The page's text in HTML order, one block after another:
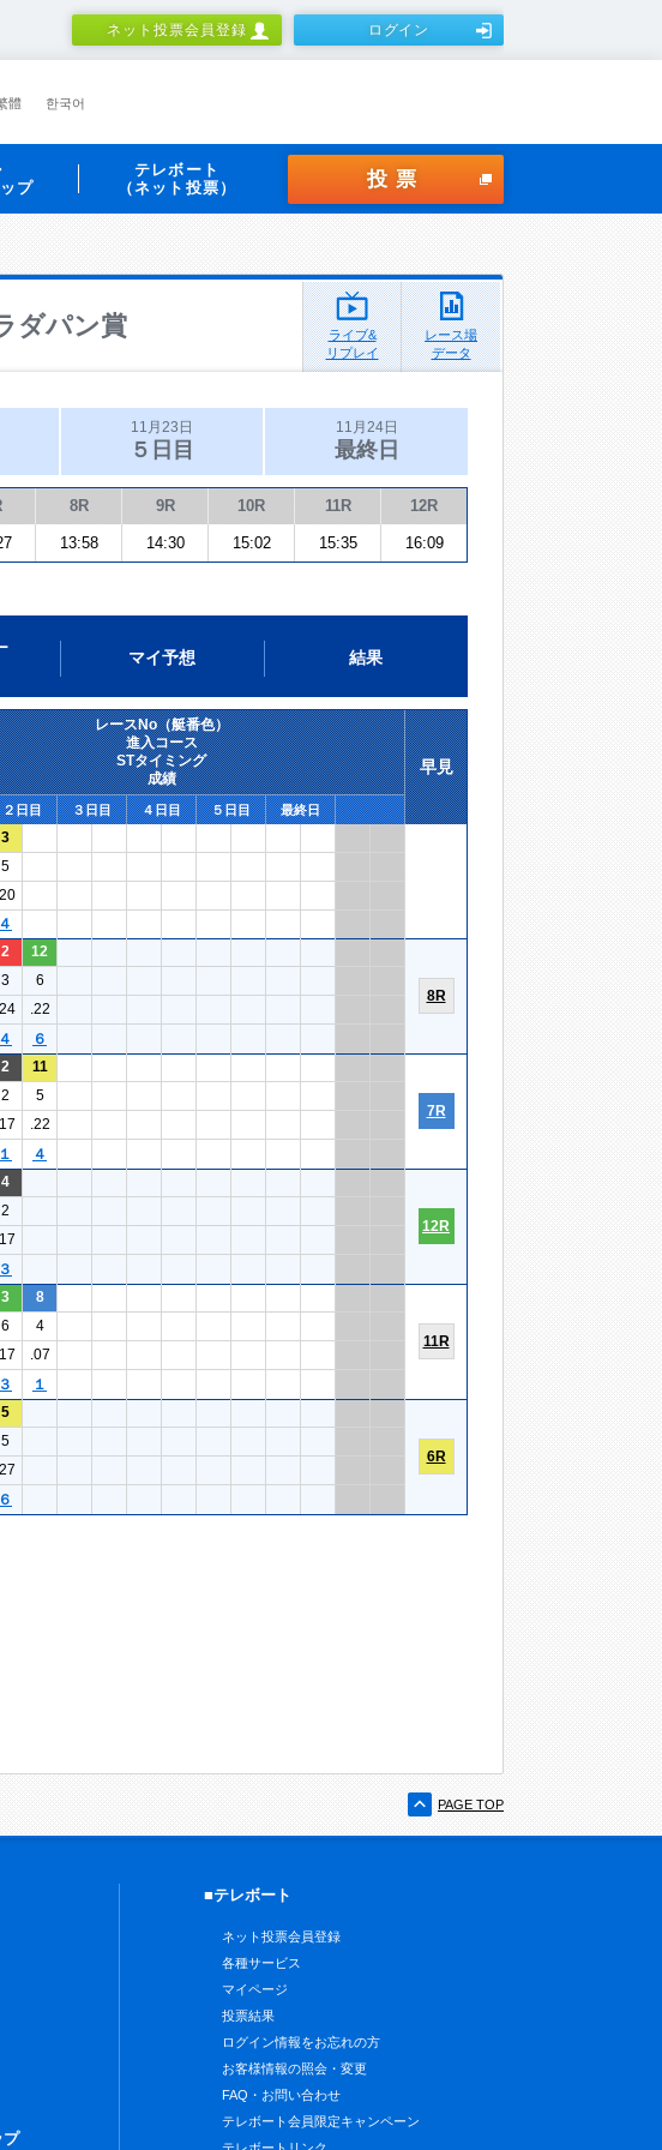
ネット投票会員登録 ログイン
體 한국어
プ
テレボート
（ネット投票）
投票
ダパン賞
ライブ&
リプレイ
レース場
データ
11月23日
５日目
11月24日
最終日
8R 9R 10R 11R 12R
13:58 14:30 15:02 15:35 16:09
マイ予想 結果
レースNo（艇番色）
進入コース
STタイミング
成績
早見
２日目 ３日目 ４日目 ５日目 最終日
3
5
４
2 12
8R
3
6
.22
４ ６
2 11
7R
2
5
.22
１ ４
4
12R
2
３
3 8
11R
6
4
.07
３ １
5
6R
5
６
PAGE TOP
プ
■テレボート
ネット投票会員登録
各種サービス
マイページ
投票結果
ログイン情報をお忘れの方
お客様情報の照会・変更
FAQ・お問い合わせ
テレボート会員限定キャンペーン